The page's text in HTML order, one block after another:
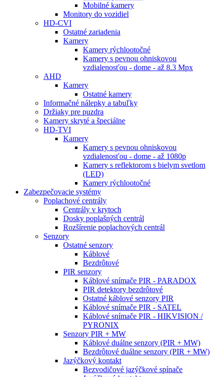
Mobilné kamery
Monitory do vozidiel
HD-CVI
Ostatné zariadenia
Kamery
Kamery rýchlootočné
Kamery s pevnou ohniskovou
vzdialenosťou - dome - až 8.3 Mpx
AHD
Kamery
Ostatné kamery
Informačné nálepky a tabuľky
Držiaky pre puzdra
Kamery skryté a špeciálne
HD-TVI
Kamery
Kamery s pevnou ohniskovou
vzdialenosťou - dome - až 1080p
Kamery s reflektorom s bielym svetlom
(LED)
Kamery rýchlootočné
Zabezpečovacie systémy
Poplachové centrály
Centrály v krytoch
Dosky poplašných centrál
Rozšírenie poplachových centrál
Senzory
Ostatné senzory
Káblové
Bezdrôtové
PIR senzory
Káblové snímače PIR - PARADOX
PIR detektory bezdrôtové
Ostatné káblové senzory PIR
Káblové snímače PIR - SATEL
Káblové snímače PIR - HIKVISION /
PYRONIX
Senzory PIR + MW
Káblové duálne senzory (PIR + MW)
Bezdrôtové duálne senzory (PIR + MW)
Jazýčkový kontakt
Bezvodičové jazýčkové spínače